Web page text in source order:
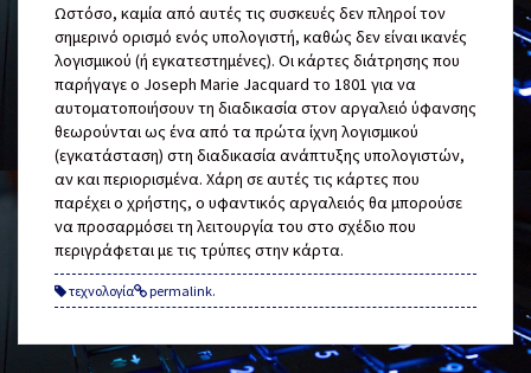
Ωστόσο, καμία από αυτές τις συσκευές δεν πληροί τον
σημερινό ορισμό ενός υπολογιστή, καθώς δεν είναι ικανές
λογισμικού (ή εγκατεστημένες). Οι κάρτες διάτρησης που
παρήγαγε ο Joseph Marie Jacquard το 1801 για να
αυτοματοποιήσουν τη διαδικασία στον αργαλειό ύφανσης
θεωρούνται ως ένα από τα πρώτα ίχνη λογισμικού
(εγκατάσταση) στη διαδικασία ανάπτυξης υπολογιστών,
αν και περιορισμένα. Χάρη σε αυτές τις κάρτες που
παρέχει ο χρήστης, ο υφαντικός αργαλειός θα μπορούσε
να προσαρμόσει τη λειτουργία του στο σχέδιο που
περιγράφεται με τις τρύπες στην κάρτα.
τεχνολογία permalink.